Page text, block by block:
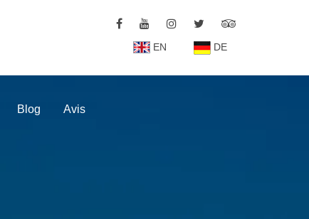
EN
DE
Blog Avis